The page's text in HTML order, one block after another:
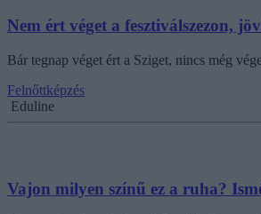
Nem ért véget a fesztiválszezon,
Bár tegnap véget ért a Sziget, nincs még
Felnőttképzés
Eduline
Vajon milyen színű ez a ruha?